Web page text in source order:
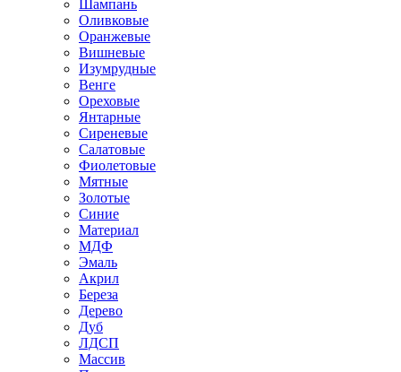
Шампань
Оливковые
Оранжевые
Вишневые
Изумрудные
Венге
Ореховые
Янтарные
Сиреневые
Салатовые
Фиолетовые
Мятные
Золотые
Синие
Материал
МДФ
Эмаль
Акрил
Береза
Дерево
Дуб
ЛДСП
Массив